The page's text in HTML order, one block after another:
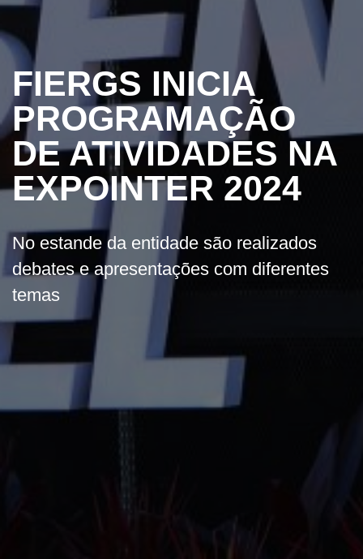
FIERGS INICIA
PROGRAMAÇÃO
DE ATIVIDADES NA
EXPOINTER 2024
No estande da entidade são realizados
debates e apresentações com diferentes
temas